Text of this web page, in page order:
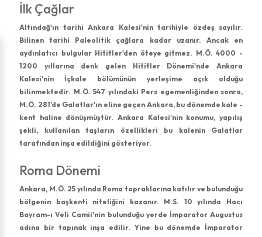
İlk Çağlar
Altındağ'ın tarihi Ankara Kalesi'nin tarihiyle özdeş sayılır.
Bilinen tarihi Paleolitik çağlara kadar uzanır. Ancak en
aydınlatıcı bulgular Hititler'den öteye gitmez. M.Ö. 4000 -
1200 yıllarına denk gelen Hititler Dönemi'nde Ankara
Kalesi'nin İçkale bölümünün yerleşime açık olduğu
bilinmektedir. M.Ö. 547 yılındaki Pers egemenliğinden sonra,
M.Ö. 281'de Galatlar'ın eline geçen Ankara, bu dönemde kale -
kent haline dönüşmüştür. Ankara Kalesi'nin konumu, yapılış
şekli, kullanılan taşların özellikleri bu kalenin Galatlar
tarafından inşa edildiğini gösteriyor.
Roma Dönemi
Ankara, M.Ö. 25 yılında Roma topraklarına katılır ve bulunduğu
bölgenin başkenti niteliğini kazanır. M.S. 10 yılında Hacı
Bayram-ı Veli Camii'nin bulunduğu yerde İmparator Augustus
adına bir tapınak inşa edilir. Yine bu dönemde İmparator